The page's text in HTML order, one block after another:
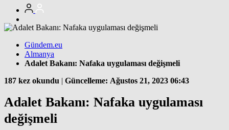
Gündem.eu
Almanya
Adalet Bakanı: Nafaka uygulaması değişmeli
187 kez okundu | Güncelleme: Ağustos 21, 2023 06:43
Adalet Bakanı: Nafaka uygulaması
değişmeli